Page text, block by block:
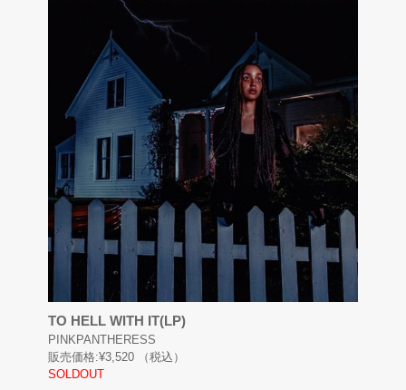
TO HELL WITH IT(LP)
PINKPANTHERESS
販売価格:¥3,520
（税込）
SOLDOUT